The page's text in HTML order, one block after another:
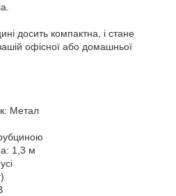
досить компактна, і стане
офісної або домашньої
Метал
1,3 м